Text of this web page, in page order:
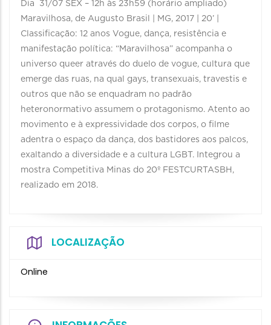
Dia 31/07 SEX – 12h às 23h59 (horário ampliado)
Maravilhosa, de Augusto Brasil | MG, 2017 | 20’ |
Classificação: 12 anos Vogue, dança, resistência e
manifestação política: “Maravilhosa” acompanha o
universo queer através do duelo de vogue, cultura que
emerge das ruas, na qual gays, transexuais, travestis e
outros que não se enquadram no padrão
heteronormativo assumem o protagonismo. Atento ao
movimento e à expressividade dos corpos, o filme
adentra o espaço da dança, dos bastidores aos palcos,
exaltando a diversidade e a cultura LGBT. Integrou a
mostra Competitiva Minas do 20º FESTCURTASBH,
realizado em 2018.
LOCALIZAÇÃO
Online